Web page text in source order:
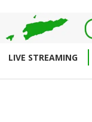
LIVE STREAMING